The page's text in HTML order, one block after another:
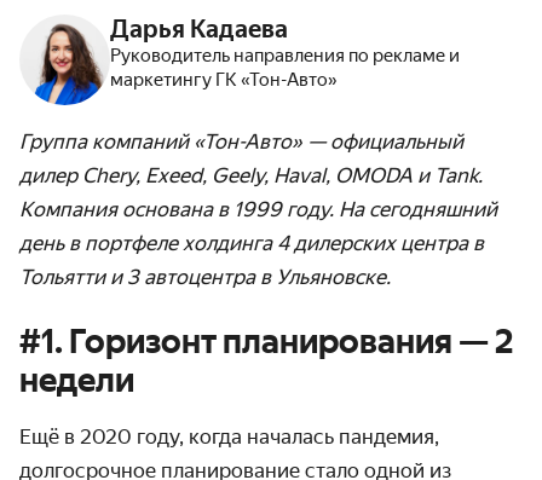
Дарья Кадаева
Руководитель направления по рекламе и
маркетингу ГК «Тон-Авто»
Группа компаний «Тон-Авто» — официальный
дилер Chery, Exeed, Geely, Haval, OMODA и Tank.
Компания основана в 1999 году. На сегодняшний
день в портфеле холдинга 4 дилерских центра в
Тольятти и 3 автоцентра в Ульяновске.
#1. Горизонт планирования — 2
недели
Ещё в 2020 году, когда началась пандемия,
долгосрочное планирование стало одной из